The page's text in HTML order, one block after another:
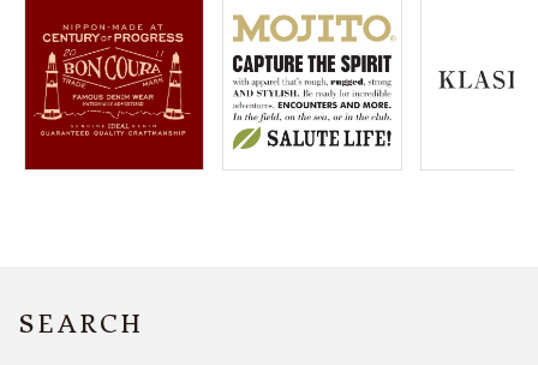
ACCOUNT MENU
ようこそ ゲスト 様
meeting_room ログイン 会員登録
SEARCH